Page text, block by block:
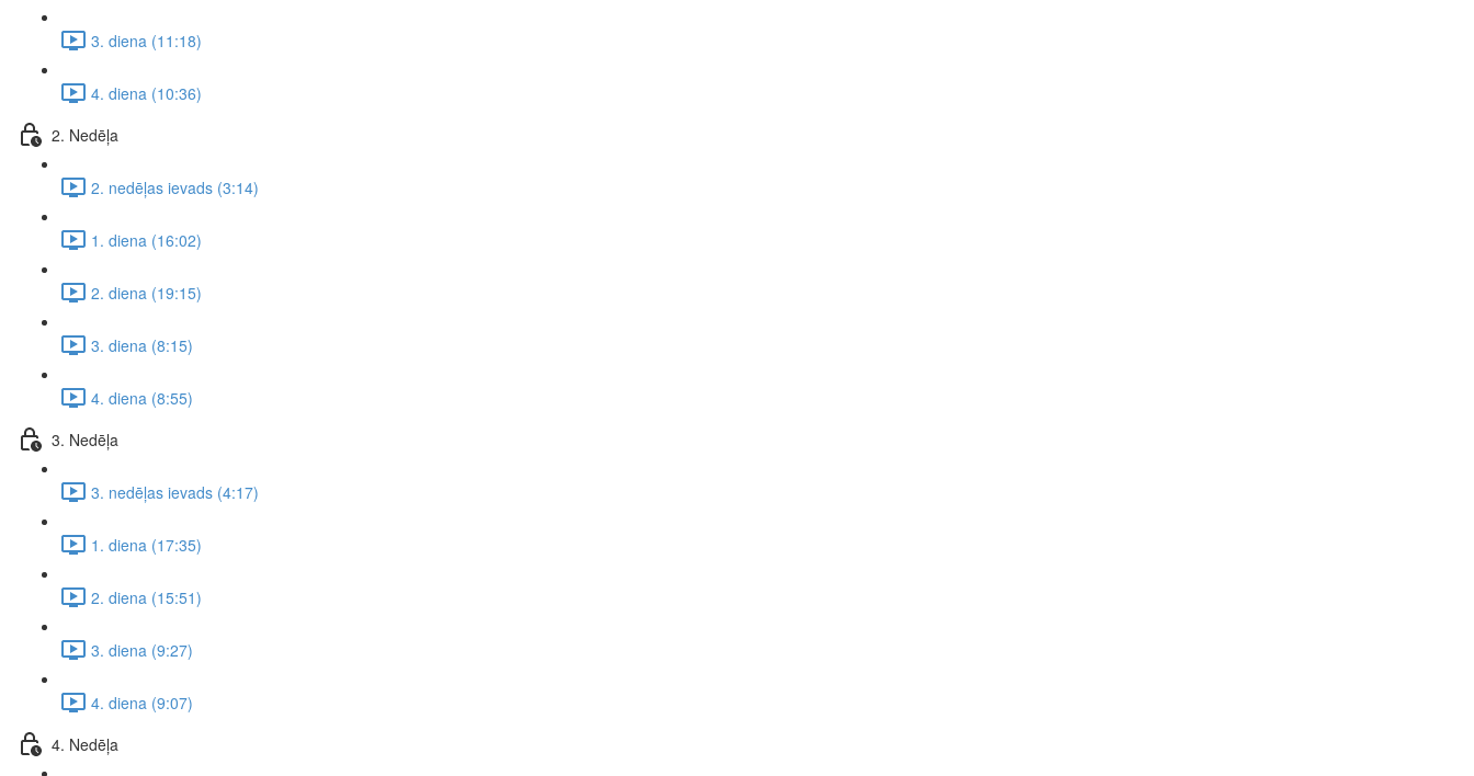
3. diena (11:18)
4. diena (10:36)
2. Nedēļa
2. nedēļas ievads (3:14)
1. diena (16:02)
2. diena (19:15)
3. diena (8:15)
4. diena (8:55)
3. Nedēļa
3. nedēļas ievads (4:17)
1. diena (17:35)
2. diena (15:51)
3. diena (9:27)
4. diena (9:07)
4. Nedēļa